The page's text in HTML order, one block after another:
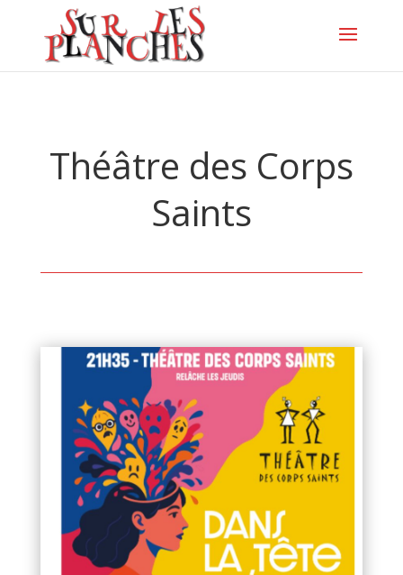
Théâtre des Corps
Saints